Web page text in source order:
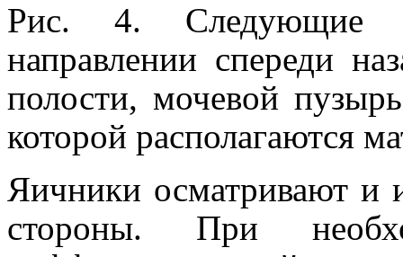
Рис. 4. Следующие
направлении спереди
полости, мочевой
которой рас­полагаются
Яичники осматривают и
стороны. При